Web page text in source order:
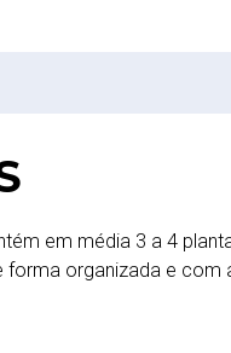
em média 3 a 4
organizada e com